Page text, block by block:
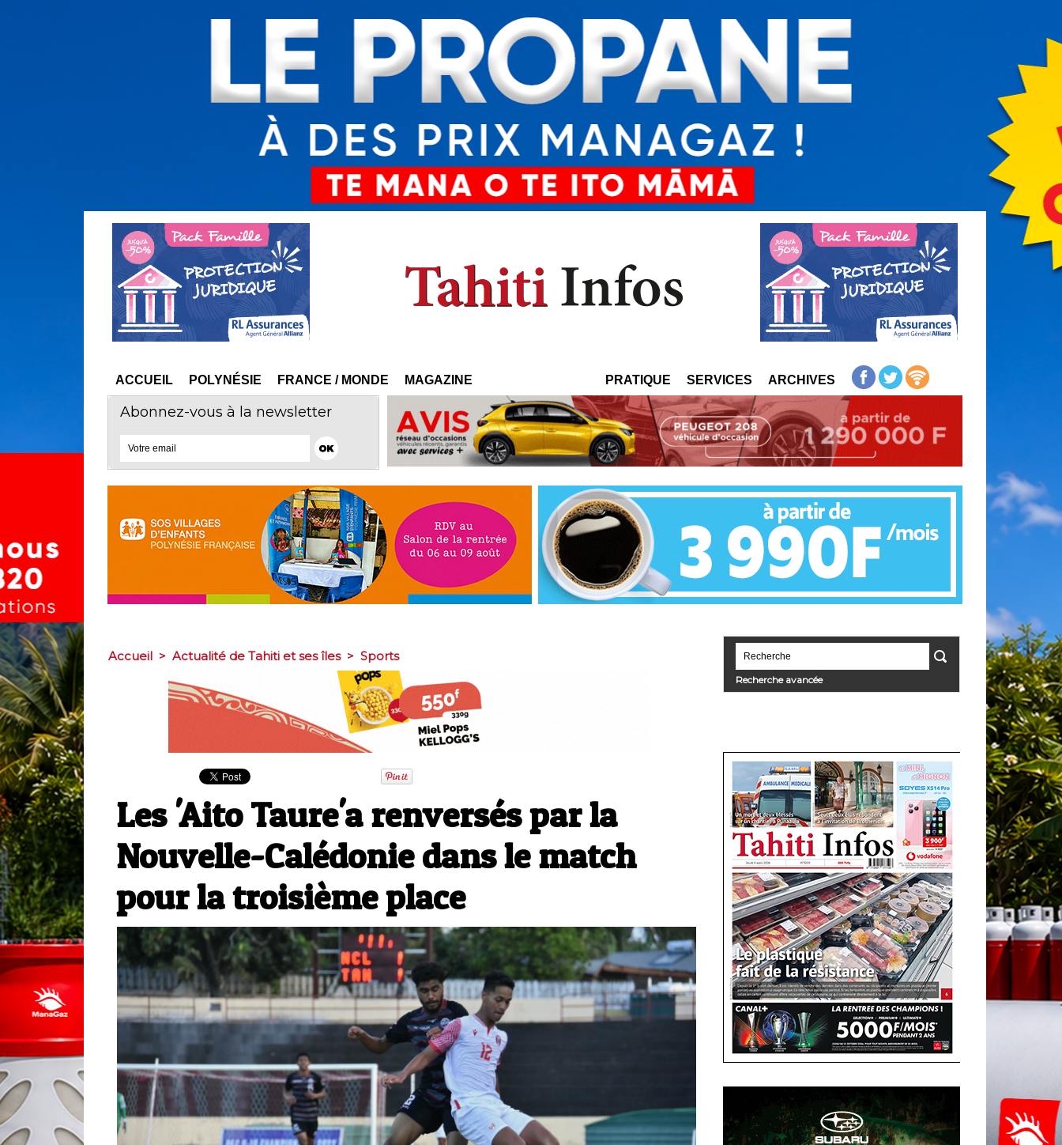
ACCUEIL POLYNÉSIE FRANCE / MONDE MAGAZINE PRATIQUE SERVICES ARCHIVES
Abonnez-vous à la newsletter
Accueil > Actualité de Tahiti et ses îles > Sports
Les 'Aito Taure'a renversés par la
Nouvelle-Calédonie dans le match
pour la troisième place
Recherche avancée